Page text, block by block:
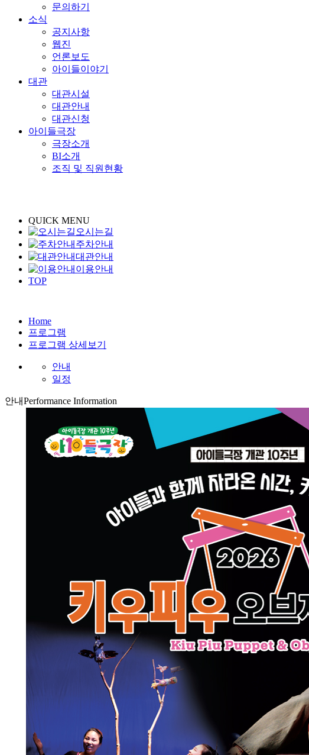
문의하기
소식
공지사항
웹진
언론보도
아이들이야기
대관
대관시설
대관안내
대관신청
아이들극장
극장소개
BI소개
조직 및 직원현황
QUICK MENU
오시는길
주차안내
대관안내
이용안내
TOP
Home
프로그램
프로그램 상세보기
안내
일정
안내Performance Information